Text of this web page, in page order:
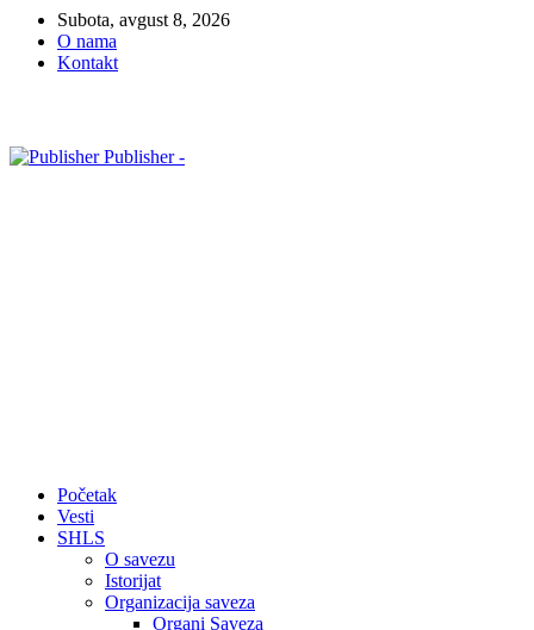
Subota, avgust 8, 2026
O nama
Kontakt
Publisher -
Početak
Vesti
SHLS
O savezu
Istorijat
Organizacija saveza
Organi Saveza